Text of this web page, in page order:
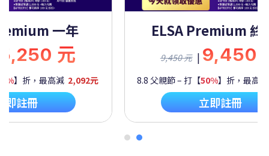
一年
元
】折，最高減 2,092元
即註冊
ELSA Premium 終
9,450 元 | 9,450
8.8 父親節 – 打【50%】折，最高
立即註冊